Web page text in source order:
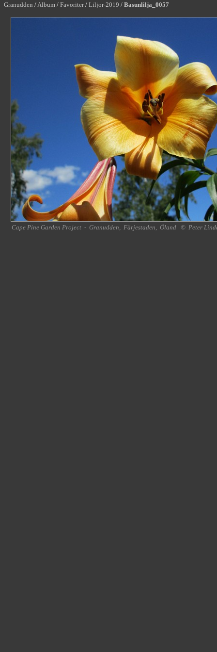
Granudden /Album / Favoriter / Liljor-2019 / Basunlilja_0057
Cape Pine Garden Project - Granudden, Färjestaden, Öland © Peter